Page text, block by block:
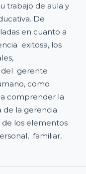
trabajo de aula y
De
en cuanto a
exitosa, los
del gerente
como
comprender la
de la gerencia
de los elementos
familiar,